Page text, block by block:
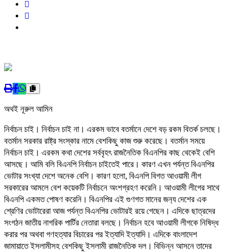
অথই নূরুল আমিন
নির্বাচন চাই। নির্বাচন চাই না। এরকম ভাবে বতর্মানে দেশে বড় রকম বিতর্ক চলছে।
বতর্মান সরকার রাষ্ট্র সংস্কার নামে বেশকিছু কাজ শুরু করেছে। বতর্মান সময়ে
নির্বাচন চাই। এরকম কথা দেশের সর্ববৃহৎ রাজনৈতিক বিএনপির কাছ থেকেই বেশি
আসছে। আমি বলি বিএনপি নির্বাচন চাইতেই পারে। কারণ এখন পর্যন্ত বিএনপির
ভোটার সংখ্যা দেশে অনেক বেশি। কারণ হলো, বিএনপি বিগত আওয়ামী লীগ
সরকারের আমলে বেশ কয়েকটি নির্বাচনে অংশগ্রহণ করেনি। আওয়ামী লীগের সাথে
বিএনপি একমত পোষণ করেনি। বিএনপির এই গুণগত মানের জন‍্য দেশের এক
শ্রেণির ভোটারেরা আজ পর্যন্ত বিএনপির ভোটারই রয়ে গেছেন। এদিকে ছাত্রদের
সংগঠন জাতীয় নাগরিক পার্টির নেতারা বলছে। নির্বাচন হবে আওয়ামী লীগকে নিষিদ্ধ
করার পর অথবা গণহত্যার বিচারের পর ইত্যাদি ইত্যাদি। এদিকে বাংলাদেশ
জামায়াতে ইসলামীসহ বেশকিছু ইসলামী রাজনৈতিক দল। বিভিন্ন আসনে তাদের